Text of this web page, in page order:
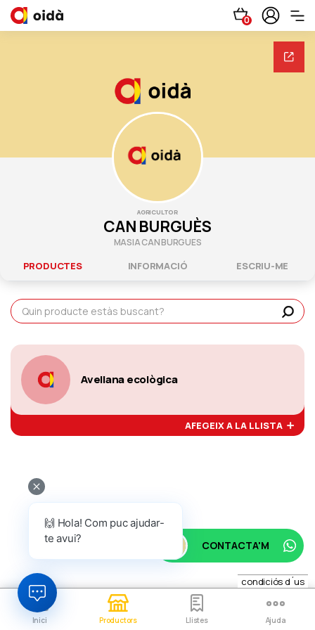
0
AGRICULTOR
CAN BURGUÈS
MASIA CAN BURGUES
PRODUCTES INFORMACIÓ ESCRIU-ME
Avellana ecològica
AFEGEIX A LA LLISTA
condiciós d´us
Inici Productors Llistes Ajuda
CONTACTA'M
🙌 Hola! Com puc ajudar-
te avui?